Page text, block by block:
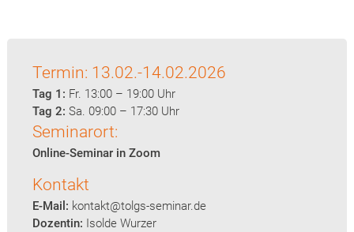
Termin: 13.02.-14.02.2026
Tag 1: Fr. 13:00 – 19:00 Uhr
Tag 2: Sa. 09:00 – 17:30 Uhr
Seminarort:
Online-Seminar in Zoom
Kontakt
E-Mail: kontakt@tolgs-seminar.de
Dozentin: Isolde Wurzer